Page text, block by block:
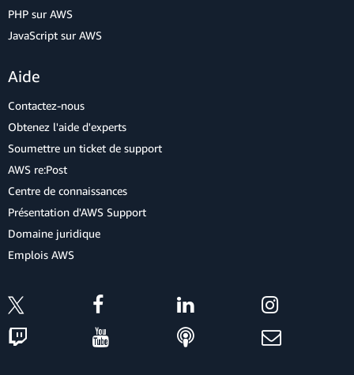
PHP sur AWS
JavaScript sur AWS
Aide
Contactez-nous
Obtenez l'aide d'experts
Soumettre un ticket de support
AWS re:Post
Centre de connaissances
Présentation d'AWS Support
Domaine juridique
Emplois AWS